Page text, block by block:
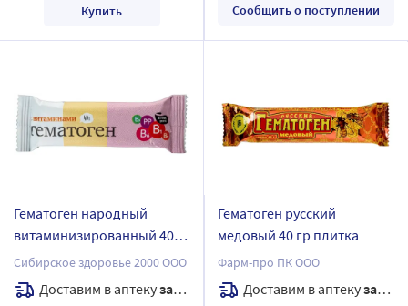
Купить Сообщить о поступлении
Гематоген народный
витаминизированный 40
гр плитка
Сибирское здоровье 2000 ООО
Доставим в аптекузавтра
Гематоген русский
медовый 40 гр плитка
Фарм-про ПК ООО
Доставим в аптекузавтра